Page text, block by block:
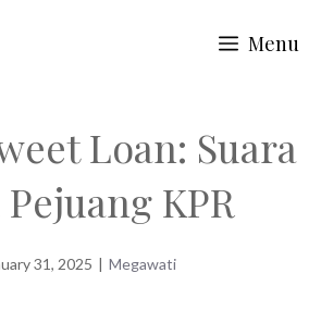
Menu
Loan: Suara
KPR
31, 2025 | Megawati